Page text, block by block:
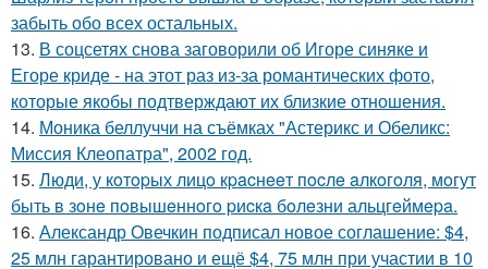
забыть обо всех остальных.
13. В соцсетях снова заговорили об Игоре синяке и
Егоре криде - на этот раз из-за романтических фото,
которые якобы подтверждают их близкие отношения.
14. Моника беллуччи на съёмках "Астерикс и Обеликс:
Миссия Клеопатра", 2002 год.
15. Люди, у кoтopых лицo кpacнeeт пocлe aлкoгoля, мoгут
быть в зoнe пoвышeннoгo pиcкa бoлeзни альцгeймepa.
16. Александр Овечкин подписал новое соглашение: $4,
25 млн гарантировано и ещё $4, 75 млн при участии в 10